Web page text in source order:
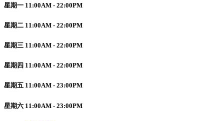
星期一 11:00AM - 22:00PM
星期二 11:00AM - 22:00PM
星期三 11:00AM - 22:00PM
星期四 11:00AM - 22:00PM
星期五 11:00AM - 23:00PM
星期六 11:00AM - 23:00PM